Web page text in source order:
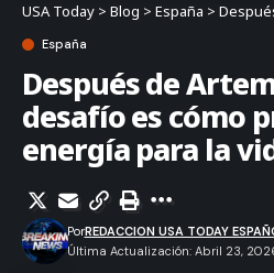
USA Today > Blog > España > Después de
España
Después de
desafío es cómo
energía para la
Última Actualización: Abril 23,
PorREDACCION USA TODAY